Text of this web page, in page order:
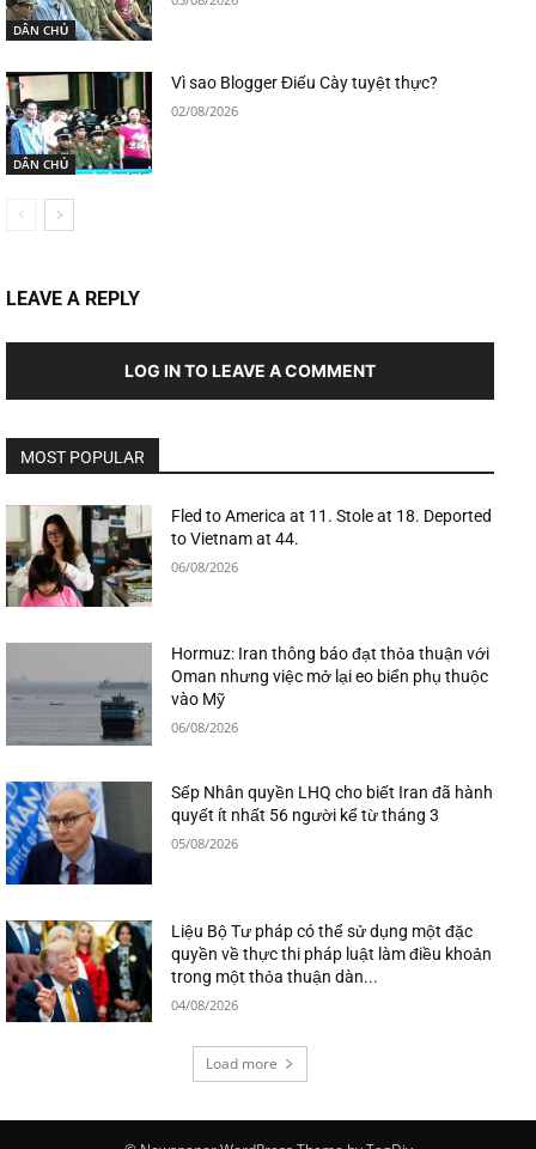
DÂN CHỦ
DÂN CHỦ
Vì sao Blogger Điếu Cày tuyệt thực?
02/08/2026
LEAVE A REPLY
LOG IN TO LEAVE A COMMENT
MOST POPULAR
Fled to America at 11. Stole at 18. Deported
to Vietnam at 44.
06/08/2026
Hormuz: Iran thông báo đạt thỏa thuận với
Oman nhưng việc mở lại eo biển phụ thuộc
vào Mỹ
06/08/2026
Sếp Nhân quyền LHQ cho biết Iran đã hành
quyết ít nhất 56 người kể từ tháng 3
05/08/2026
Liệu Bộ Tư pháp có thể sử dụng một đặc
quyền về thực thi pháp luật làm điều khoản
trong một thỏa thuận dàn...
04/08/2026
Load more